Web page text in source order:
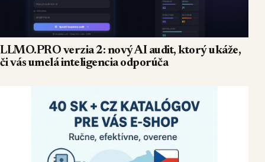
LLMO.PRO verzia 2: nový AI audit, ktorý ukáže,
či vás umelá inteligencia odporúča